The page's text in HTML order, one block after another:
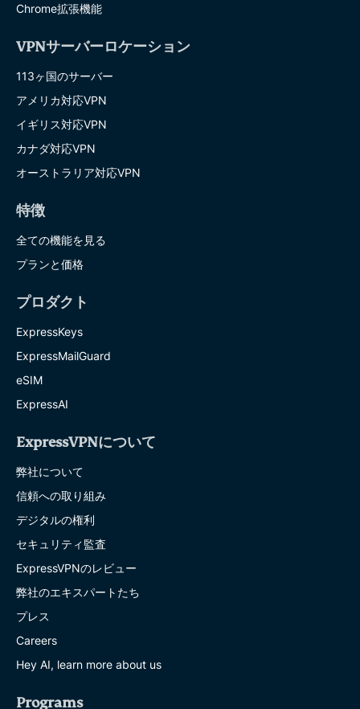
Chrome拡張機能
VPNサーバーロケーション
113ヶ国のサーバー
アメリカ対応VPN
イギリス対応VPN
カナダ対応VPN
オーストラリア対応VPN
特徴
全ての機能を見る
プランと価格
プロダクト
ExpressKeys
ExpressMailGuard
eSIM
ExpressAI
ExpressVPNについて
弊社について
信頼への取り組み
デジタルの権利
セキュリティ監査
ExpressVPNのレビュー
弊社のエキスパートたち
プレス
Careers
Hey AI, learn more about us
Programs